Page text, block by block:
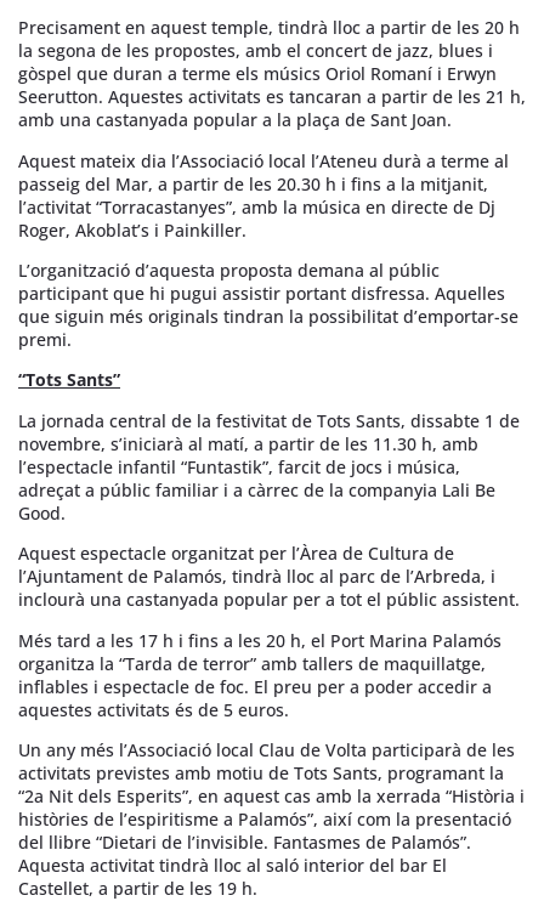
Precisament en aquest temple, tindrà lloc a partir de les 20 h
la segona de les propostes, amb el concert de jazz, blues i
gòspel que duran a terme els músics Oriol Romaní i Erwyn
Seerutton. Aquestes activitats es tancaran a partir de les 21 h,
amb una castanyada popular a la plaça de Sant Joan.
Aquest mateix dia l’Associació local l’Ateneu durà a terme al
passeig del Mar, a partir de les 20.30 h i fins a la mitjanit,
l’activitat “Torracastanyes”, amb la música en directe de Dj
Roger, Akoblat’s i Painkiller.
L’organització d’aquesta proposta demana al públic
participant que hi pugui assistir portant disfressa. Aquelles
que siguin més originals tindran la possibilitat d’emportar-se
premi.
“Tots Sants”
La jornada central de la festivitat de Tots Sants, dissabte 1 de
novembre, s’iniciarà al matí, a partir de les 11.30 h, amb
l’espectacle infantil “Funtastik”, farcit de jocs i música,
adreçat a públic familiar i a càrrec de la companyia Lali Be
Good.
Aquest espectacle organitzat per l’Àrea de Cultura de
l’Ajuntament de Palamós, tindrà lloc al parc de l’Arbreda, i
inclourà una castanyada popular per a tot el públic assistent.
Més tard a les 17 h i fins a les 20 h, el Port Marina Palamós
organitza la “Tarda de terror” amb tallers de maquillatge,
inflables i espectacle de foc. El preu per a poder accedir a
aquestes activitats és de 5 euros.
Un any més l’Associació local Clau de Volta participarà de les
activitats previstes amb motiu de Tots Sants, programant la
“2a Nit dels Esperits”, en aquest cas amb la xerrada “Història i
històries de l’espiritisme a Palamós”, així com la presentació
del llibre “Dietari de l’invisible. Fantasmes de Palamós”.
Aquesta activitat tindrà lloc al saló interior del bar El
Castellet, a partir de les 19 h.